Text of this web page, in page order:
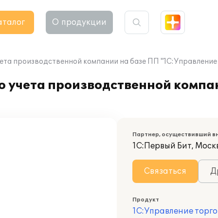
О продукции
производственной компании на базе ПП
учета производственной
Партнер, осуществивший
1С:Первый Бит,
Связаться
Продукт
1С:Управление